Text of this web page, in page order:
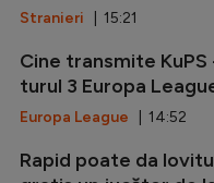
Stranieri | 15:21
Cine transmite
turul 3 Europa
Europa League | 14:52
Rapid poate da